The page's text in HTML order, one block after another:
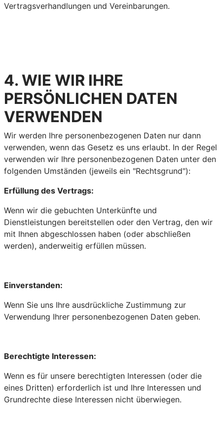
Vertragsverhandlungen und Vereinbarungen.
4. WIE WIR IHRE
PERSÖNLICHEN DATEN
VERWENDEN
Wir werden Ihre personenbezogenen Daten nur dann
verwenden, wenn das Gesetz es uns erlaubt. In der Regel
verwenden wir Ihre personenbezogenen Daten unter den
folgenden Umständen (jeweils ein "Rechtsgrund"):
Erfüllung des Vertrags:
Wenn wir die gebuchten Unterkünfte und
Dienstleistungen bereitstellen oder den Vertrag, den wir
mit Ihnen abgeschlossen haben (oder abschließen
werden), anderweitig erfüllen müssen.
Einverstanden:
Wenn Sie uns Ihre ausdrückliche Zustimmung zur
Verwendung Ihrer personenbezogenen Daten geben.
Berechtigte Interessen:
Wenn es für unsere berechtigten Interessen (oder die
eines Dritten) erforderlich ist und Ihre Interessen und
Grundrechte diese Interessen nicht überwiegen.